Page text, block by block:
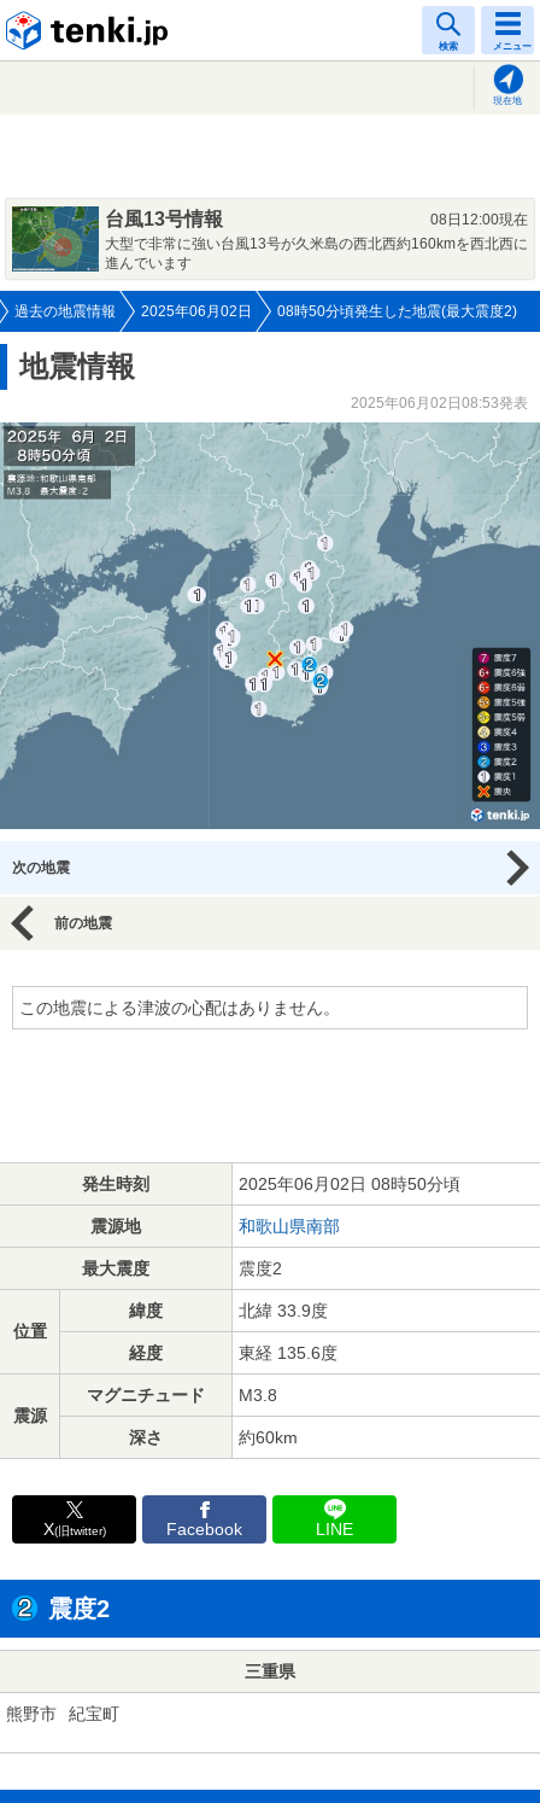
検索 メニュー
現在地
台風13号情報
08日12:00現在
大型で非常に強い台風13号が久米島の西北西約160kmを西北西に
進んでいます
過去の地震情報 2025年06月02日 08時50分頃発生した地震(最大震度2)
地震情報
2025年06月02日08:53発表
次の地震
前の地震
この地震による津波の心配はありません。
発生時刻 2025年06月02日 08時50分頃
震源地 和歌山県南部
最大震度 震度2
位置
緯度 北緯 33.9度
経度 東経 135.6度
震源
マグニチュード M3.8
深さ 約60km
X(旧twitter) Facebook LINE
震度2
三重県
熊野市 紀宝町